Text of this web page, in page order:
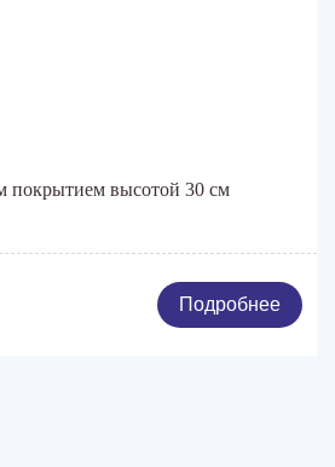
покрытием высотой 30 см
Подробнее